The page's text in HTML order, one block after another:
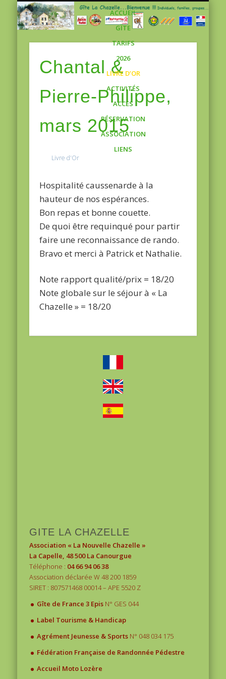
ACCUEIL
GÎTE
TARIFS
2026
LIVRE D’OR
ACTIVITÉS
ACCÈS
RÉSERVATION
ASSOCIATION
LIENS
Chantal &
Pierre-Philippe,
mars 2015
Livre d'Or
Hospitalité caussenarde à la
hauteur de nos espérances.
Bon repas et bonne couette.
De quoi être requinqué pour partir
faire une reconnaissance de rando.
Bravo et merci à Patrick et Nathalie.
Note rapport qualité/prix = 18/20
Note globale sur le séjour à « La
Chazelle » = 18/20
GITE LA CHAZELLE
Association « La Nouvelle Chazelle »
La Capelle, 48 500 La Canourgue
Téléphone : 04 66 94 06 38
Association déclarée W 48 200 1859
SIRET : 807571468 00014 – APE 5520 Z
. Gîte de France 3 Epis N° GES 044
. Label Tourisme & Handicap
. Agrément Jeunesse & Sports N° 048 034 175
. Fédération Française de Randonnée Pédestre
. Accueil Moto Lozère